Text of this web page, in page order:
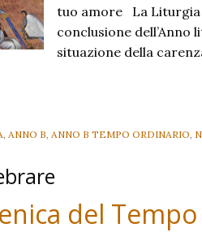
tuo amore La Liturgia
conclusione
situazione della
ANNO B ANNO B TEMPO ORDINARIO
del